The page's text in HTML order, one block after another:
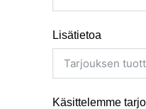
Lisätietoa
Käsittelemme